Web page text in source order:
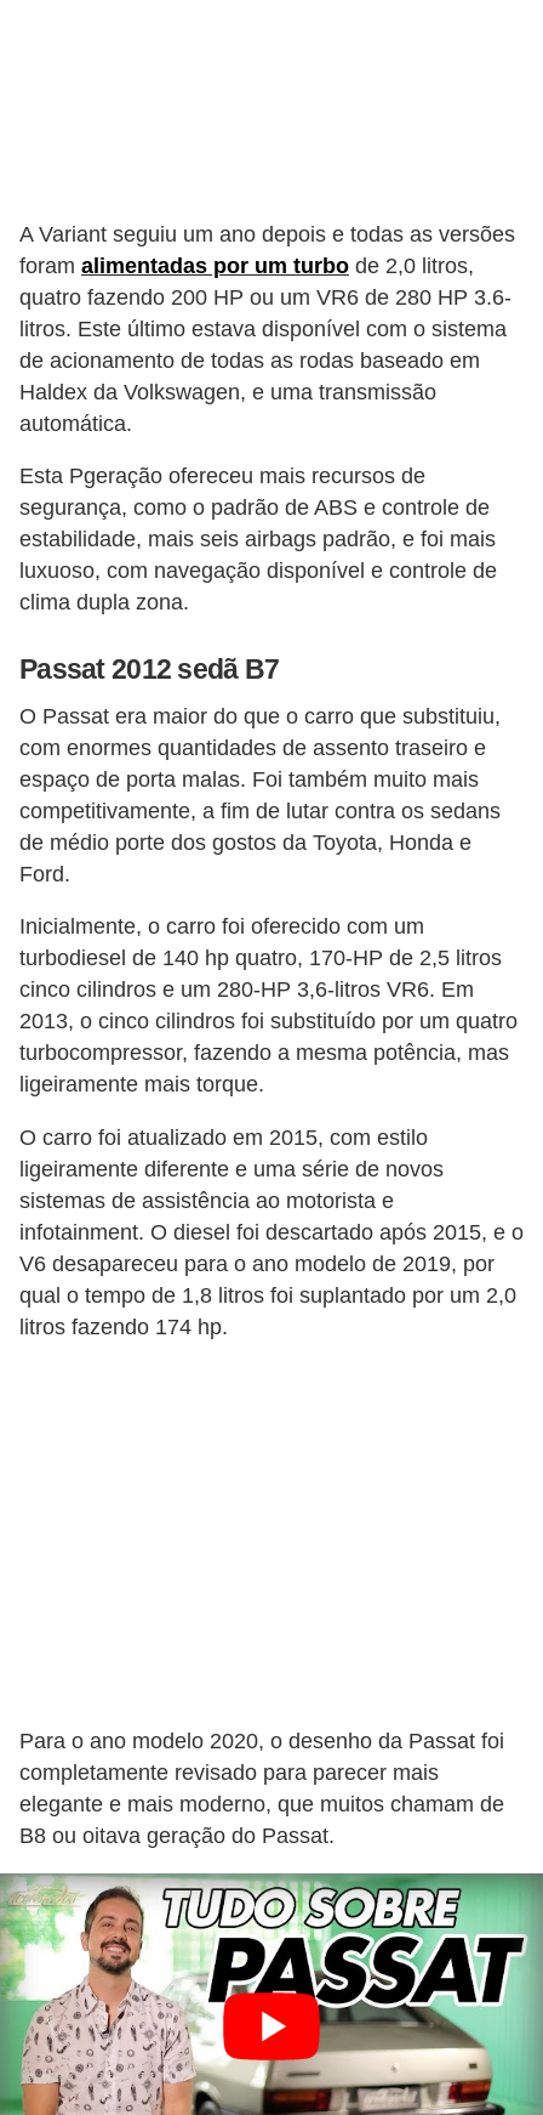
A Variant seguiu um ano depois e todas as versões
foram alimentadas por um turbo de 2,0 litros,
quatro fazendo 200 HP ou um VR6 de 280 HP 3.6-
litros. Este último estava disponível com o sistema
de acionamento de todas as rodas baseado em
Haldex da Volkswagen, e uma transmissão
automática.
Esta Pgeração ofereceu mais recursos de
segurança, como o padrão de ABS e controle de
estabilidade, mais seis airbags padrão, e foi mais
luxuoso, com navegação disponível e controle de
clima dupla zona.
Passat 2012 sedã B7
O Passat era maior do que o carro que substituiu,
com enormes quantidades de assento traseiro e
espaço de porta malas. Foi também muito mais
competitivamente, a fim de lutar contra os sedans
de médio porte dos gostos da Toyota, Honda e
Ford.
Inicialmente, o carro foi oferecido com um
turbodiesel de 140 hp quatro, 170-HP de 2,5 litros
cinco cilindros e um 280-HP 3,6-litros VR6. Em
2013, o cinco cilindros foi substituído por um quatro
turbocompressor, fazendo a mesma potência, mas
ligeiramente mais torque.
O carro foi atualizado em 2015, com estilo
ligeiramente diferente e uma série de novos
sistemas de assistência ao motorista e
infotainment. O diesel foi descartado após 2015, e o
V6 desapareceu para o ano modelo de 2019, por
qual o tempo de 1,8 litros foi suplantado por um 2,0
litros fazendo 174 hp.
Para o ano modelo 2020, o desenho da Passat foi
completamente revisado para parecer mais
elegante e mais moderno, que muitos chamam de
B8 ou oitava geração do Passat.